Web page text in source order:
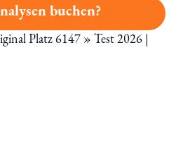
buchen?
Platz 6147 » Test 2026 |